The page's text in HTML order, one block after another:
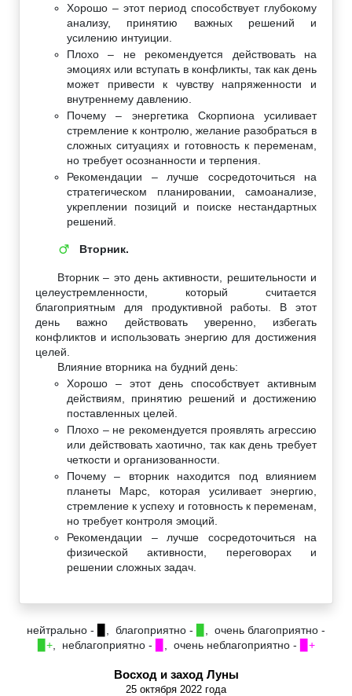
Хорошо – этот период способствует глубокому
анализу, принятию важных решений и
усилению интуиции.
Плохо – не рекомендуется действовать на
эмоциях или вступать в конфликты, так как день
может привести к чувству напряженности и
внутреннему давлению.
Почему – энергетика Скорпиона усиливает
стремление к контролю, желание разобраться в
сложных ситуациях и готовность к переменам,
но требует осознанности и терпения.
Рекомендации – лучше сосредоточиться на
стратегическом планировании, самоанализе,
укреплении позиций и поиске нестандартных
решений.
♂ Вторник.
Вторник – это день активности, решительности и
целеустремленности, который считается
благоприятным для продуктивной работы. В этот
день важно действовать уверенно, избегать
конфликтов и использовать энергию для достижения
целей.
Влияние вторника на будний день:
Хорошо – этот день способствует активным
действиям, принятию решений и достижению
поставленных целей.
Плохо – не рекомендуется проявлять агрессию
или действовать хаотично, так как день требует
четкости и организованности.
Почему – вторник находится под влиянием
планеты Марс, которая усиливает энергию,
стремление к успеху и готовность к переменам,
но требует контроля эмоций.
Рекомендации – лучше сосредоточиться на
физической активности, переговорах и
решении сложных задач.
нейтрально - , благоприятно -
, очень благоприятно -
▉+, неблагоприятно - , очень неблагоприятно - ▉+
Восход и заход Луны
25 октября 2022 года